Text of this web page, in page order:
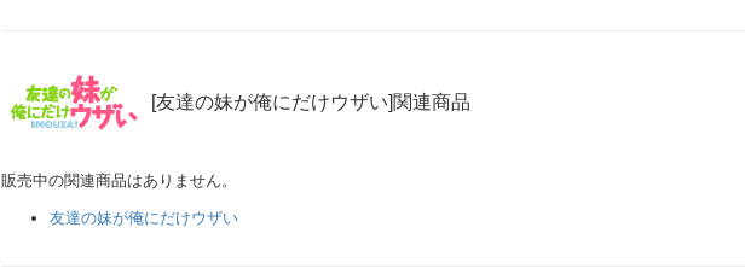
[友達の妹が俺にだけウザい]関連商品
販売中の関連商品はありません。
友達の妹が俺にだけウザい